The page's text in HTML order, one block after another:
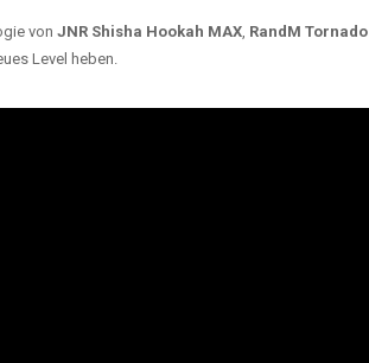
von JNR Shisha Hookah MAX, RandM Tornado
Level heben.